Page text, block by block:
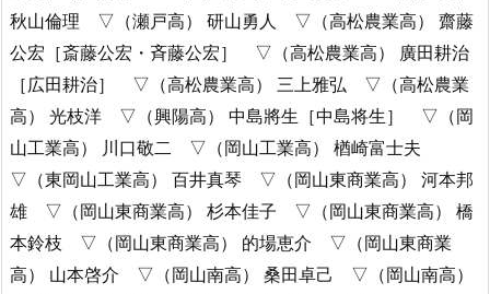
秋山倫理 ▽（瀬戸高） 研山勇人 ▽（高松農業高） 齋藤
公宏［斎藤公宏・斉藤公宏］ ▽（高松農業高） 廣田耕治
［広田耕治］ ▽（高松農業高） 三上雅弘 ▽（高松農業
高） 光枝洋 ▽（興陽高） 中島將生［中島将生］ ▽（岡
山工業高） 川口敬二 ▽（岡山工業高） 楢崎富士夫
▽（東岡山工業高） 百井真琴 ▽（岡山東商業高） 河本邦
雄 ▽（岡山東商業高） 杉本佳子 ▽（岡山東商業高） 橋
本鈴枝 ▽（岡山東商業高） 的場恵介 ▽（岡山東商業
高） 山本啓介 ▽（岡山南高） 桑田卓己 ▽（岡山南高）